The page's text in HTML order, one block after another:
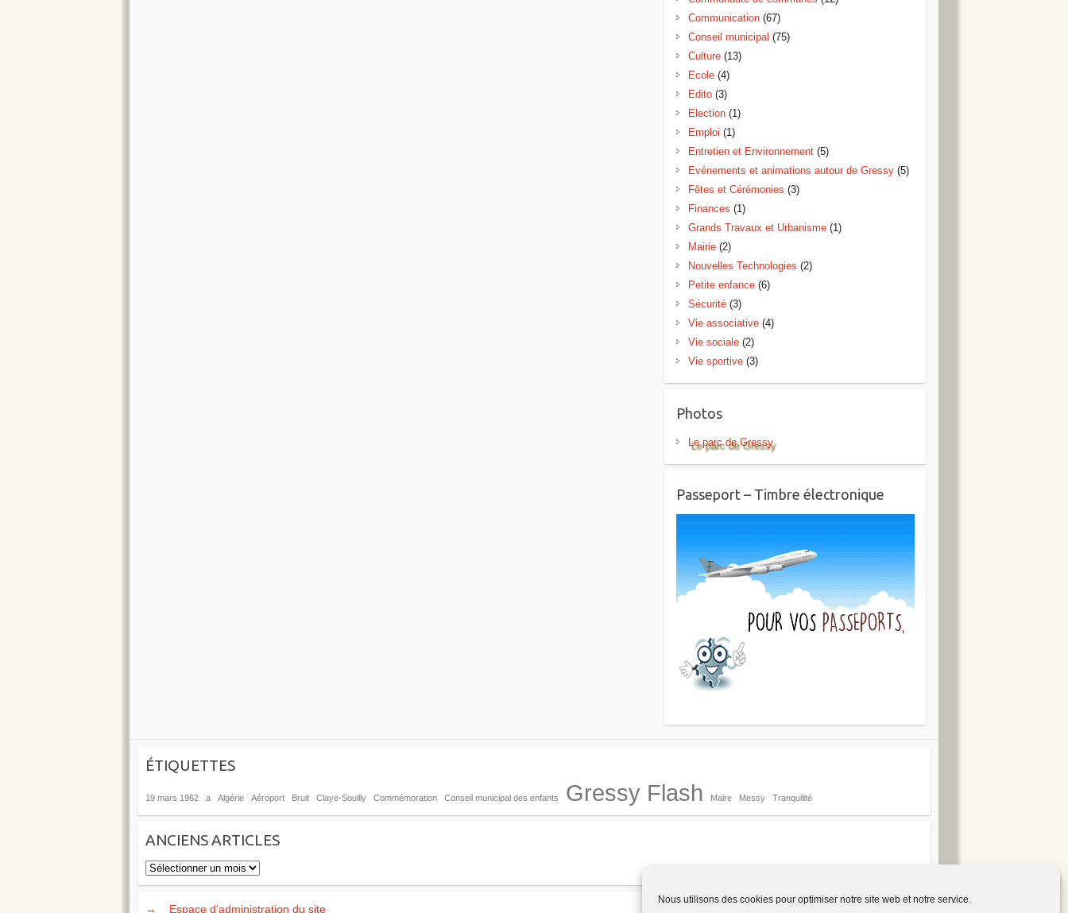
Nous utilisons des cookies pour optimiser notre site web et notre service.
Communication (67)
Conseil municipal (75)
Culture (13)
Ecole (4)
Edito (3)
Election (1)
Emploi (1)
Entretien et Environnement (5)
Evénements et animations autour de Gressy (5)
Fêtes et Cérémonies (3)
Finances (1)
Grands Travaux et Urbanisme (1)
Mairie (2)
Nouvelles Technologies (2)
Petite enfance (6)
Sécurité (3)
Vie associative (4)
Vie sociale (2)
Vie sportive (3)
Photos
Le parc de Gressy
Passeport – Timbre électronique
ÉTIQUETTES
19 mars 1962 a Algérie Aéroport Bruit Claye-Souilly Commémoration Conseil municipal des enfants Gressy Flash Maire Messy Tranquilité
ANCIENS ARTICLES
Anciens
articles
→
Espace d'administration du site